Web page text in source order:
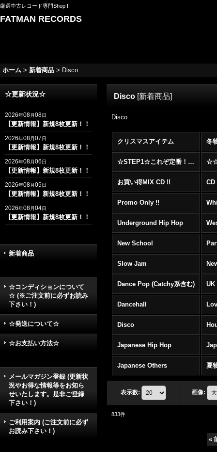
厳選中古レコード専門Shop !!
FATMAN RECORDS
ホーム > 新着商品 > Disco
☆更新状況☆
2026年08月08日
【更新情報】新規8枚更新！！
2026年08月07日
【更新情報】新規8枚更新！！
2026年08月06日
【更新情報】新規8枚更新！！
2026年08月05日
【更新情報】新規8枚更新！！
2026年08月04日
【更新情報】新規8枚更新！！
新着商品
☆コンディションについて
☆ (※ご注文前に必ずお読み
下さい！)
☆発送について☆
☆お支払い方法☆
メールマガジン登録 (更新状
況やお得な情報等をお知ら
せいたします。是非ご登録
下さい！)
ご利用案内 (ご注文前に必ず
お読み下さい！)
Disco [新着商品]
Disco
クリスマスアイテム 冬
☆STEP1☆これぞ定番！！まずはここから！2000年代R&BフロアヒットBest 100 !!!
お買い得MIX CD !!
Promo Only !!
Underground Hip Hop
New School
Slow Jam
Dance Pop (Catchy系含む) UK
Dancehall
Disco
Japanese Hip Hop
Japanese Others 夏
表示数: 画像:
833件
«